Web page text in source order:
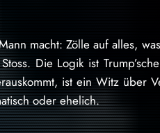
macht: Zölle auf alles,
Die Logik ist
ist ein Witz über
oder ehelich.